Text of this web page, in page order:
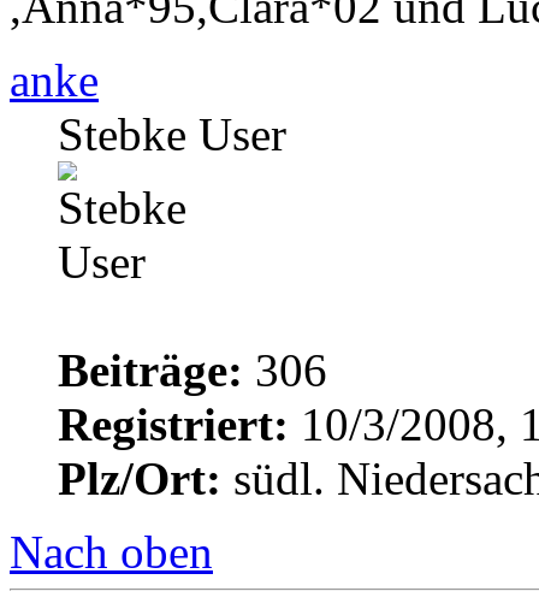
anke
Stebke User
Beiträge: 306
Registriert: 10/3/2008,
Plz/Ort: südl.
Nach oben